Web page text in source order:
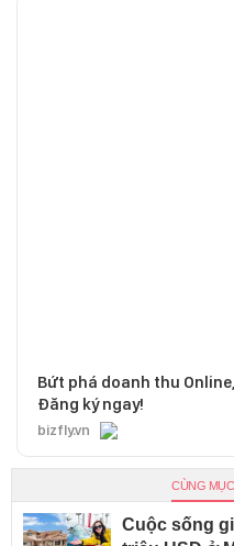
Bứt phá doanh thu
Đăng ký ngay!
bizfly.vn
CÙNG MỤC
Cuộc sống